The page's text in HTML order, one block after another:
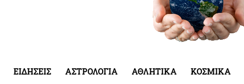
ΕΙΔΗΣΕΙΣ ΑΣΤΡΟΛΟΓΙΑ ΑΘΛΗΤΙΚΑ ΚΟΣΜΙΚΑ